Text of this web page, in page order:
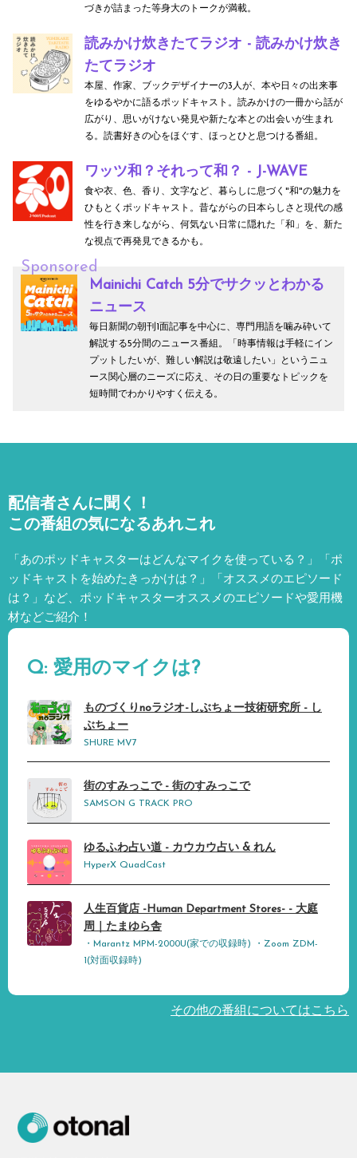
づきが詰まった等身大のトークが満載。
読みかけ炊きたてラジオ - 読みかけ炊き
たてラジオ
本屋、作家、ブックデザイナーの3人が、本や日々の出来事
をゆるやかに語るポッドキャスト。読みかけの一冊から話が
広がり、思いがけない発見や新たな本との出会いが生まれ
る。読書好きの心をほぐす、ほっとひと息つける番組。
ワッツ和？それって和？ - J-WAVE
食や衣、色、香り、文字など、暮らしに息づく"和"の魅力を
ひもとくポッドキャスト。昔ながらの日本らしさと現代の感
性を行き来しながら、何気ない日常に隠れた「和」を、新た
な視点で再発見できるかも。
Sponsored
Mainichi Catch 5分でサクッとわかる
ニュース
毎日新聞の朝刊1面記事を中心に、専門用語を噛み砕いて
解説する5分間のニュース番組。「時事情報は手軽にイン
プットしたいが、難しい解説は敬遠したい」というニュ
ース関心層のニーズに応え、その日の重要なトピックを
短時間でわかりやすく伝える。
配信者さんに聞く！
この番組の気になるあれこれ
「あのポッドキャスターはどんなマイクを使っている？」「ポ
ッドキャストを始めたきっかけは？」「オススメのエピソード
は？」など、 ポッドキャスターオススメのエピソードや愛用機
材などご紹介！
Q: 愛用のマイクは?
ものづくりnoラジオ-しぶちょー技術研究所 - し
ぶちょー
SHURE MV7
街のすみっこで - 街のすみっこで
SAMSON G TRACK PRO
ゆるふわ占い道 - カウカウ占い & れん
HyperX QuadCast
人生百貨店 -Human Department Stores- - 大庭
周｜たまゆら舎
・Marantz MPM-2000U(家での収録時) ・Zoom ZDM-
1(対面収録時)
その他の番組についてはこちら